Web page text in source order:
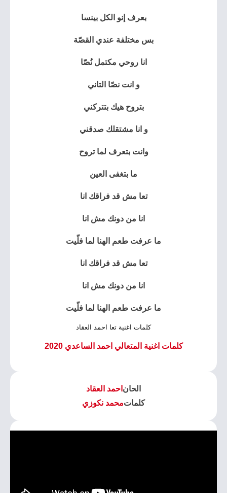
بعرف إنو الكل بينسا
بس مختلفة عندي القصّة
انا روحي مكتمل نُصّا
و انت نصّا التاني
بتروح هيك بتتركني
و انا مشتقلك صدقني
وانت بتعرف لما تروح
ما بتغفى العين
تعا مش قد فراقك انا
انا من دونك مش انا
ما عرفت طعم الهنا لما فلّيت
تعا مش قد فراقك انا
انا من دونك مش انا
ما عرفت طعم الهنا لما فلّيت
كلمات اغنية تعا احمد العقاد
كلمات اغنية المتعالي احمد الساعدي 2020
الحان احمد العقاد
كلماتمحمد نكوزي